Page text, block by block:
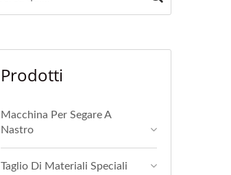
Prodotti
Macchina Per Segare A
Nastro
Taglio Di Materiali Speciali